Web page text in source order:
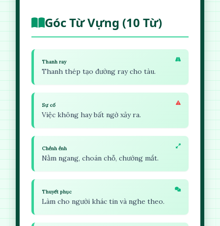
Góc Từ Vựng (10 Từ)
Thanh ray
Thanh thép tạo đường ray cho tàu.
Sự cố
Việc không hay bất ngờ xảy ra.
Chềnh ềnh
Nằm ngang, choán chỗ, chướng mắt.
Thuyết phục
Làm cho người khác tin và nghe theo.